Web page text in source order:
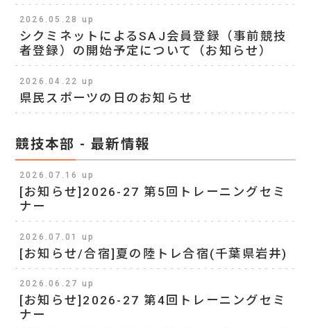
2026.05.28 up
シクミネットによるSAJ会員登録（事前競技
者登録）の開始予定について（お知らせ）
2026.04.22 up
県民スポーツの日のお知らせ
競技本部 - 最新情報
2026.07.16 up
[お知らせ]2026-27 第5回トレーニングセミ
ナー
2026.07.01 up
[お知らせ/合宿]夏の陸トレ合宿(千葉県岩井)
2026.06.27 up
[お知らせ]2026-27 第4回トレーニングセミ
ナー